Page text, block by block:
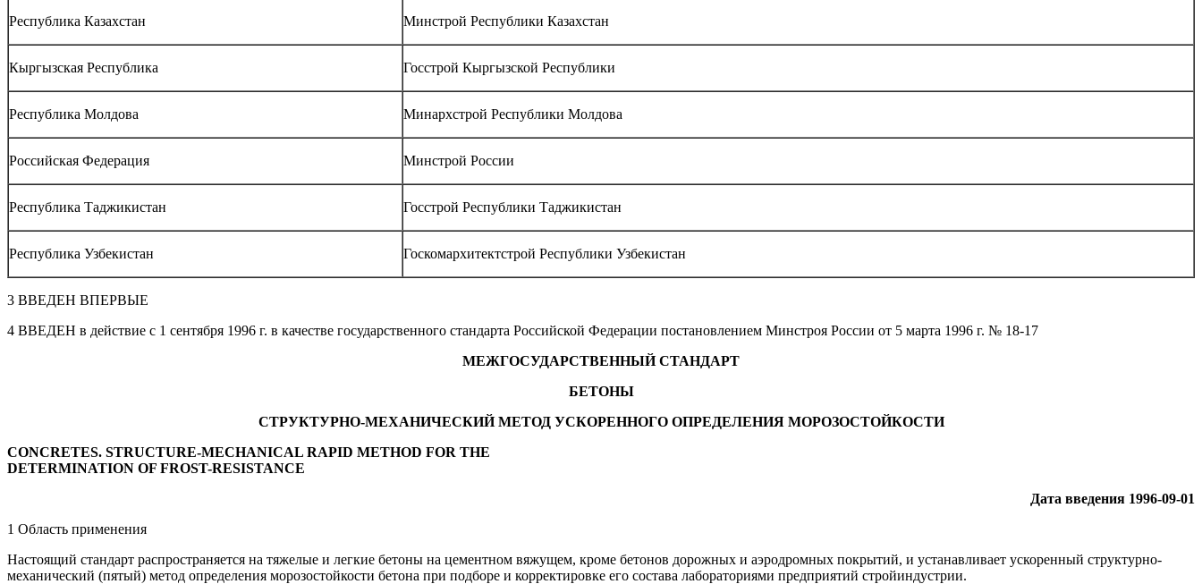
Республика Казахстан Минстрой Республики Казахстан
Кыргызская Республика Госстрой Кыргызской Республики
Республика Молдова Минархстрой Республики Молдова
Российская Федерация Минстрой России
Республика Таджикистан Госстрой Республики Таджикистан
Республика Узбекистан Госкомархитектстрой Республики Узбекистан
3 ВВЕДЕН ВПЕРВЫЕ
4 ВВЕДЕН в действие с 1 сентября 1996 г. в качестве государственного стандарта Российской Федерации постановлением Минстроя России от 5 марта 1996 г. № 18-17
МЕЖГОСУДАРСТВЕННЫЙ СТАНДАРТ
БЕТОНЫ
СТРУКТУРНО-МЕХАНИЧЕСКИЙ МЕТОД УСКОРЕННОГО ОПРЕДЕЛЕНИЯ МОРОЗОСТОЙКОСТИ
CONCRETES. STRUCTURE-MECHANICAL RAPID METHOD FOR THE
DETERMINATION OF FROST-RESISTANCE
Дата введения 1996-09-01
1 Область применения
Настоящий стандарт распространяется на тяжелые и легкие бетоны на цементном вяжущем, кроме бетонов дорожных и аэродромных покрытий, и устанавливает ускоренный структурно-
механический (пятый) метод определения морозостойкости бетона при подборе и корректировке его состава лабораториями предприятий стройиндустрии.